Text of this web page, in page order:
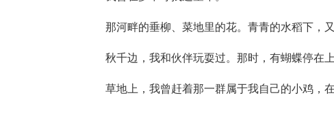
那河畔的垂柳、菜地里的花。青青的水稻下，
秋千边，我和伙伴玩耍过。那时，有蝴蝶停在上
草地上，我曾赶着那一群属于我自己的小鸡，